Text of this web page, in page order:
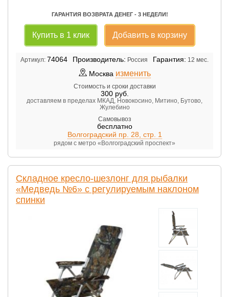
ГАРАНТИЯ ВОЗВРАТА ДЕНЕГ - 3 НЕДЕЛИ!
Купить в 1 клик Добавить в корзину
Артикул: 74064 Производитель: Россия Гарантия: 12 мес.
Москва изменить
Стоимость и сроки доставки
300руб.
доставляем в пределах МКАД, Новокосино, Митино, Бутово,
Жулебино
Самовывоз
бесплатно
Волгоградский пр. 28, стр. 1
рядом с метро «Волгоградский проспект»
Складное кресло-шезлонг для рыбалки
«Медведь №6» с регулируемым наклоном
спинки